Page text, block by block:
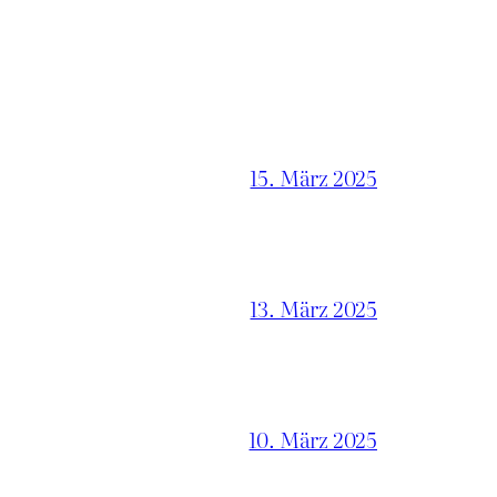
15. März 2025
13. März 2025
10. März 2025